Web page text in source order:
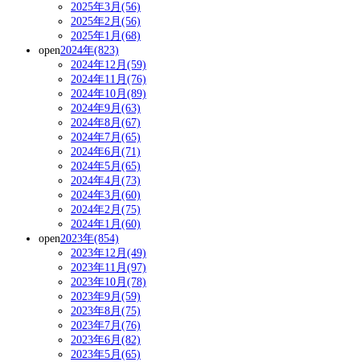
2025年3月(56)
2025年2月(56)
2025年1月(68)
open2024年(823)
2024年12月(59)
2024年11月(76)
2024年10月(89)
2024年9月(63)
2024年8月(67)
2024年7月(65)
2024年6月(71)
2024年5月(65)
2024年4月(73)
2024年3月(60)
2024年2月(75)
2024年1月(60)
open2023年(854)
2023年12月(49)
2023年11月(97)
2023年10月(78)
2023年9月(59)
2023年8月(75)
2023年7月(76)
2023年6月(82)
2023年5月(65)